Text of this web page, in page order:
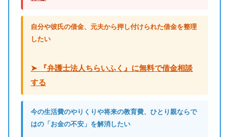
自分や彼氏の借金、元夫から押し付けられた借金を整理
したい
➤ 『弁護士法人ちらいふく』に無料で借金相談
する
今の生活費のやりくりや将来の教育費、ひとり親ならで
はの「お金の不安」を解消したい